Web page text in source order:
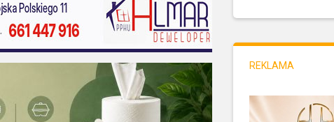
REKLAMA